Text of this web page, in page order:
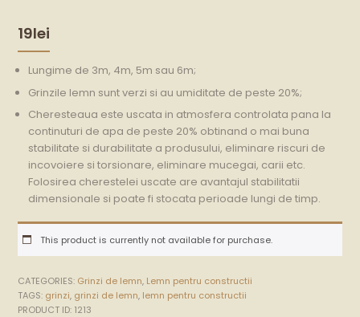
19lei
Lungime de 3m, 4m, 5m sau 6m;
Grinzile lemn sunt verzi si au umiditate de peste 20%;
Cheresteaua este uscata in atmosfera controlata pana la
continuturi de apa de peste 20% obtinand o mai buna
stabilitate si durabilitate a produsului, eliminare riscuri de
incovoiere si torsionare, eliminare mucegai, carii etc.
Folosirea cherestelei uscate are avantajul stabilitatii
dimensionale si poate fi stocata perioade lungi de timp.
This product is currently not available for purchase.
CATEGORIES: Grinzi de lemn, Lemn pentru constructii
TAGS: grinzi, grinzi de lemn, lemn pentru constructii
PRODUCT ID: 1213